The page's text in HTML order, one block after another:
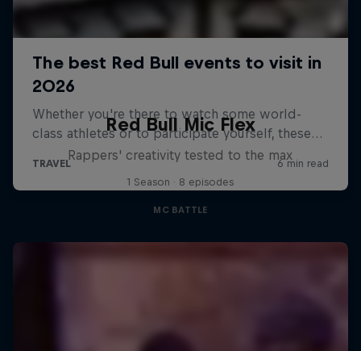
Red Bull Mic Flex
Rappers' creativity tested to the max
1 Season · 8 episodes
MC BATTLE